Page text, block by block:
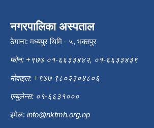
नगरपालिका अस्पताल
ठेगाना: मध्यपुर थिमि - ५, भक्तपुर
फोन: +९७७ ०१-६६३३४४२, ०१-६६३३४३९
मोवाइल: +९७७ ९८०२३०४८०६
एम्बुलेन्स: ०१-६६३१०००
इमेल: info@nkfmh.org.np